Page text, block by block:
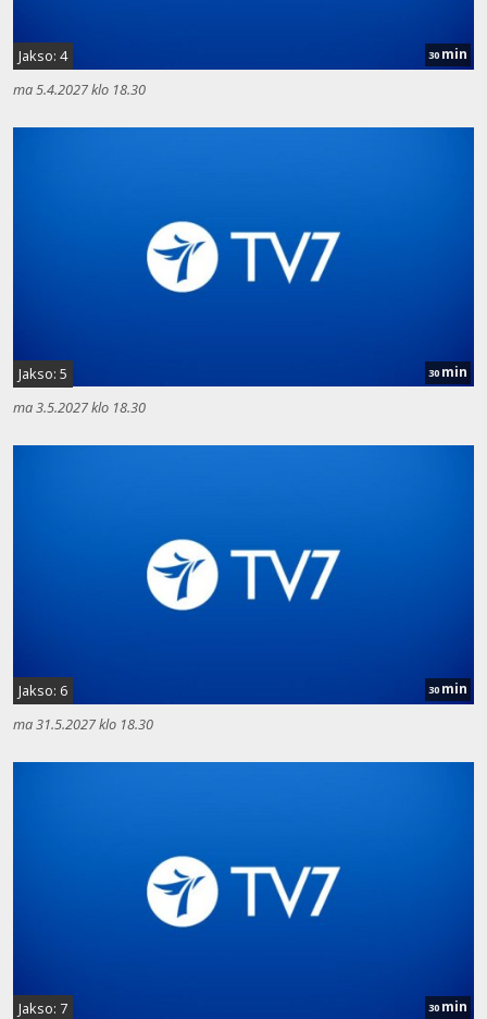
Jakso: 4 30 min
ma 5.4.2027 klo 18.30
Jakso: 5 30 min
ma 3.5.2027 klo 18.30
Jakso: 6 30 min
ma 31.5.2027 klo 18.30
Jakso: 7 30 min